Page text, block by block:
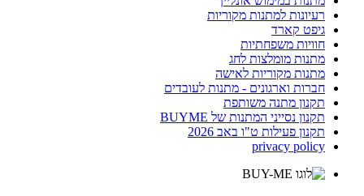
רעיונות למתנות מקוריות
גיפט קארד
חוויות משפחתיות
מתנות מומלצות לחג
מתנות מקוריות לאישה
חברות וארגונים - מתנות לעובדים
תקנון מתנה משותפת
תקנון נסייני המתנות של BUYME
תקנון פעילות ט"ו באב 2026
privacy policy